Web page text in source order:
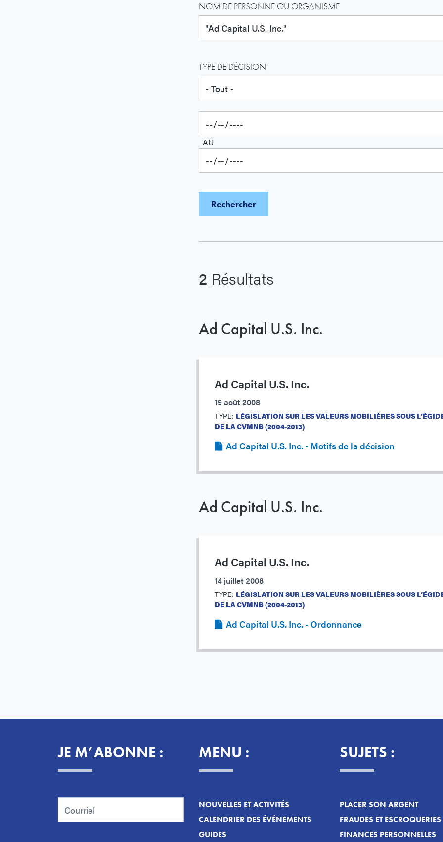
NOM DE PERSONNE OU ORGANISME
TYPE DE DÉCISION
AU
2 Résultats
Ad Capital U.S. Inc.
Ad Capital U.S. Inc.
19 août 2008
TYPE: LÉGISLATION SUR LES VALEURS MOBILIÈRES SOUS
DE LA CVMNB (2004-2013)
Ad Capital U.S. Inc. - Motifs de la décision
Ad Capital U.S. Inc.
Ad Capital U.S. Inc.
14 juillet 2008
TYPE: LÉGISLATION SUR LES VALEURS MOBILIÈRES SOUS
DE LA CVMNB (2004-2013)
Ad Capital U.S. Inc. - Ordonnance
JE M’ABONNE : MENU :
NOUVELLES ET ACTIVITÉS
CALENDRIER DES ÉVÉNEMENTS
GUIDES
SUJETS :
PLACER SON ARGENT
FRAUDES ET ESCROQUERIES
FINANCES PERSONNELLES